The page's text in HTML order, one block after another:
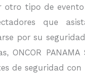
otro tipo de
que
por su
ONCOR
de seguridad